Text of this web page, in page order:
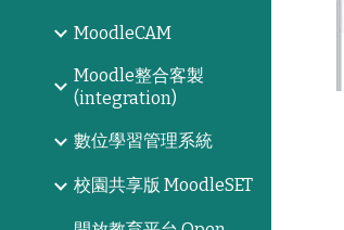
MoodleCAM
Moodle整合客製
(integration)
數位學習管理系統
校園共享版 MoodleSET